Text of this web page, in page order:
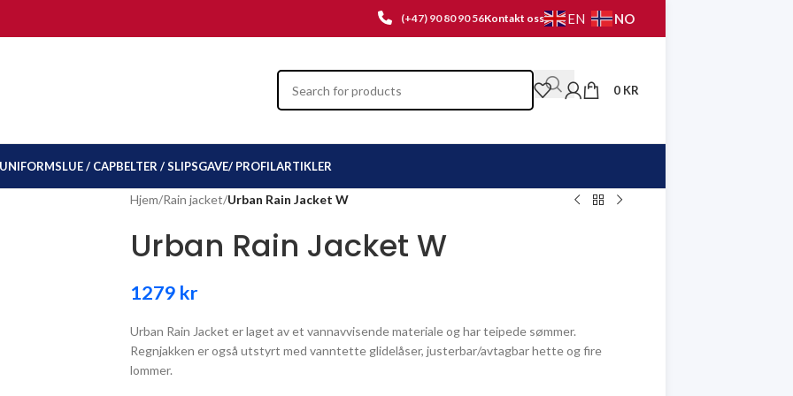
(+47) 90 80 90 56Kontakt oss EN NO
0 KR
UNIFORMSLUE / CAPBELTER / SLIPSGAVE/ PROFILARTIKLER
Hjem/Rain jacket/Urban Rain Jacket W
Urban Rain Jacket W
1279 kr
Urban Rain Jacket er laget av et vannavvisende materiale og har teipede sømmer.
Regnjakken er også utstyrt med vanntette glidelåser, justerbar/avtagbar hette og fire
lommer.